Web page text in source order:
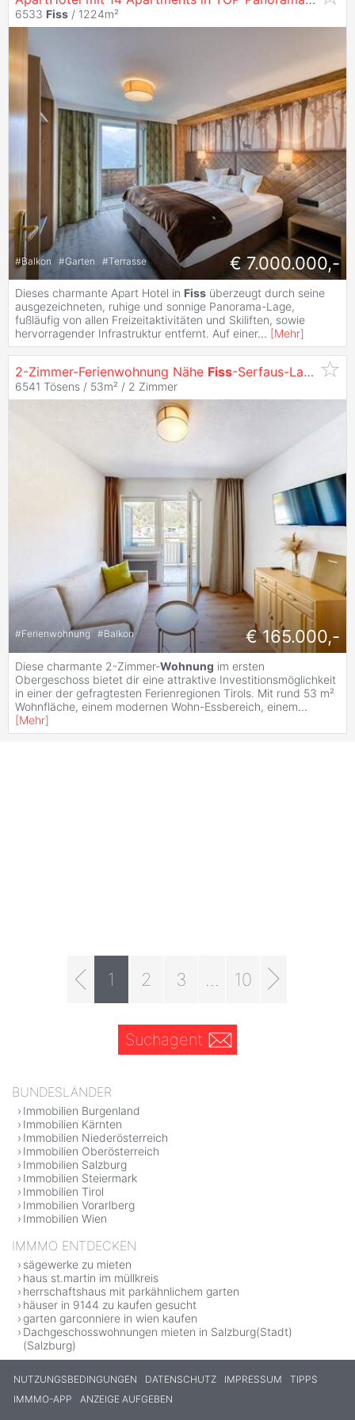
6533 Fiss / 1224m²
#Balkon #Garten #Terrasse € 7.000.000,-
Dieses charmante Apart Hotel in Fiss überzeugt durch seine
ausgezeichneten, ruhige und sonnige Panorama-Lage,
fußläufig von allen Freizeitaktivitäten und Skiliften, sowie
hervorragender Infrastruktur entfernt. Auf einer... [Mehr]
2-Zimmer-Ferienwohnung Nähe Fiss-Serfaus-Ladis zu verkaufen!
6541 Tösens / 53m² / 2 Zimmer
#Ferienwohnung #Balkon € 165.000,-
Diese charmante 2-Zimmer-Wohnung im ersten
Obergeschoss bietet dir eine attraktive Investitionsmöglichkeit
in einer der gefragtesten Ferienregionen Tirols. Mit rund 53 m²
Wohnfläche, einem modernen Wohn-Essbereich, einem...
[Mehr]
1 2 3 10
Suchagent
BUNDESLÄNDER
Immobilien Burgenland
Immobilien Kärnten
Immobilien Niederösterreich
Immobilien Oberösterreich
Immobilien Salzburg
Immobilien Steiermark
Immobilien Tirol
Immobilien Vorarlberg
Immobilien Wien
IMMMO ENTDECKEN
sägewerke zu mieten
haus st.martin im müllkreis
herrschaftshaus mit parkähnlichem garten
häuser in 9144 zu kaufen gesucht
garten garconniere in wien kaufen
Dachgeschosswohnungen mieten in Salzburg(Stadt)
(Salzburg)
NUTZUNGSBEDINGUNGEN DATENSCHUTZ IMPRESSUM
TIPPS
IMMMO-APP
ANZEIGE AUFGEBEN